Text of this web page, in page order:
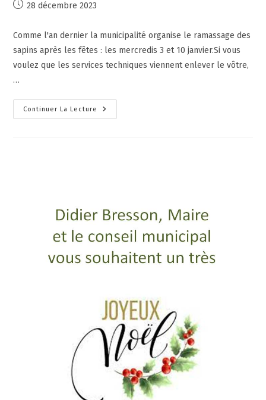
28 décembre 2023
Comme l'an dernier la municipalité organise le ramassage des
sapins après les fêtes : les mercredis 3 et 10 janvier.Si vous
voulez que les services techniques viennent enlever le vôtre,
…
Continuer La Lecture